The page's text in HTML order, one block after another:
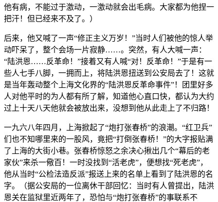
他有病，不能过于激动，一激动就会出毛病。大家都为他捏一
把汗！但已经来不及了。）
后来，他又喊了一声“修正主义万岁！”当时人们被他的惊人举
动吓呆了，整个会场一片寂静……。突然，有人大喊一声：
“陆洪恩……反革命！”接着又有人喊“对！反革命！”于是有一
些人七手八脚，一拥而上，将陆洪恩扭送到公安局去了！这就
是当年轰动整个上海文化界的“陆洪恩反革命事件”！团里好多
人对他平时的为人都有所了解，知道他心直口快，都认为大约
过上十天八天他就会被放出来，没想到他从此走上了不归路！
一九六八年四月，上海掀起了“炮打张春桥”的浪潮。“红卫兵”
们也不知哪里来的一股风，竟把“打倒张春桥！”的大字报贴满
了上海的大街小巷。张春桥惊怒之余决心揪出几个“幕后的老
家伙”来杀一儆百！一时没找到“活老虎”，便想找“死老虎”，
他从当时“公检法造反派”报送上来的名单上看到了陆洪恩的名
字。（据公安局的一位离休干部回忆：当时有人曾提出，陆洪
恩关在监狱里近两年了，恐怕与“炮打张春桥”的事联系不